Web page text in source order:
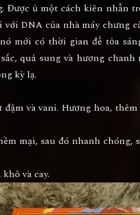
Được ủ một cách kiên nhẫn
DNA của nhà máy chưng
mới có thời gian để tỏa
quả sung và hương
kỳ lạ.
và vani. Hương hoa,
mại, sau đó nhanh
và cay.